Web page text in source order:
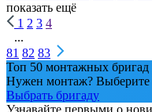
показать ещё
1 2 3 4
...
81 82 83
Топ 50 монтажных бригад
Нужен монтаж? Выберите
Выбрать бригаду
Узнавайте первыми о